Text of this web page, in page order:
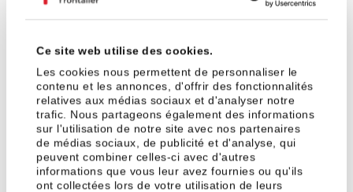
Ce site web utilise des cookies.
Les cookies nous permettent de personnaliser le
contenu et les annonces, d'offrir des fonctionnalités
relatives aux médias sociaux et d'analyser notre
trafic. Nous partageons également des informations
sur l'utilisation de notre site avec nos partenaires
de médias sociaux, de publicité et d'analyse, qui
peuvent combiner celles-ci avec d'autres
informations que vous leur avez fournies ou qu'ils
ont collectées lors de votre utilisation de leurs
Pendant toute la durée de la procédure de demande
d’asile, les requérants d’asile ont le droit de résider
sur le territoire suisse. Dans certaines conditions, ils
sont également autorisés à exercer une activité
lucrative. Ils doivent dans ce cas obtenir le livret N.
Les demandeurs d’asile détenteurs de ce livret
doivent obligatoirement demander une autorisation